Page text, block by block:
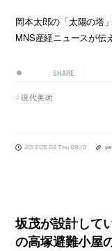
岡本太郎の「太陽の塔
MNS産経ニュースが伝
SHARE
現代美術
2013.05.02 Thu 09:10
坂茂が設計して
の高塚避難小屋